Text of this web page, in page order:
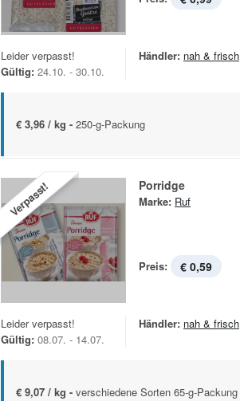
Leider verpasst!
Gültig: 24.10. - 30.10.
Händler: nah & frisch
€ 3,96 / kg - 250-g-Packung
Verpasst! Porridge
Marke: Ruf
Preis: € 0,59
Leider verpasst!
Gültig: 08.07. - 14.07.
Händler: nah & frisch
€ 9,07 / kg - verschiedene Sorten 65-g-Packung